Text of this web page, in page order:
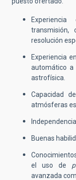
resolución
Experiencia
automático a
astrofísica.
Capacidad
atmósferas
Buenas
el uso de
avanzada